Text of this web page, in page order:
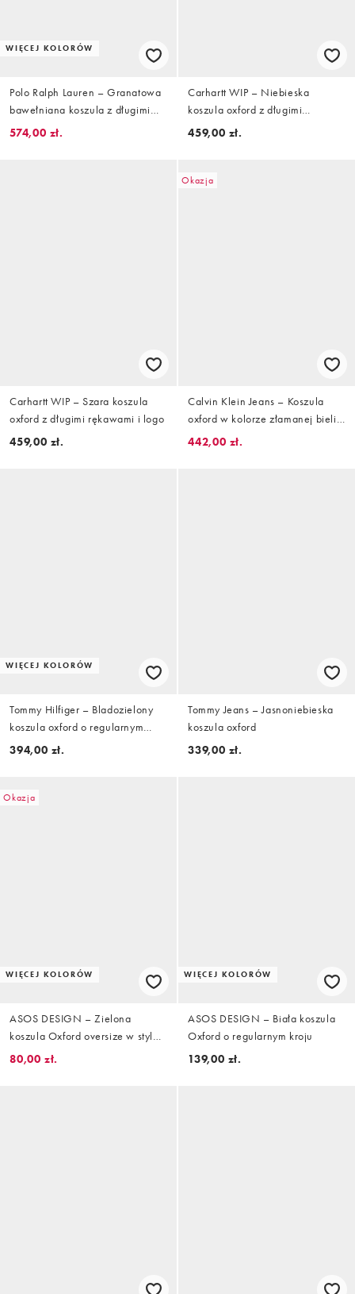
WIĘCEJ KOLORÓW
Polo Ralph Lauren – Granatowa
bawełniana koszula z długimi
rękawami z logo Icon
574,00 zł.
Carhartt WIP – Niebieska
koszula oxford z długimi
rękawami i logo
459,00 zł.
Carhartt WIP – Szara koszula
oxford z długimi rękawami i logo
459,00 zł.
Okazja
Calvin Klein Jeans – Koszula
oxford w kolorze złamanej bieli
w kratę
442,00 zł.
WIĘCEJ KOLORÓW
Tommy Hilfiger – Bladozielony
koszula oxford o regularnym
kroju
394,00 zł.
Tommy Jeans – Jasnoniebieska
koszula oxford
339,00 zł.
Okazja
WIĘCEJ KOLORÓW
ASOS DESIGN – Zielona
koszula Oxford oversize w stylu
lat 90.
80,00 zł.
WIĘCEJ KOLORÓW
ASOS DESIGN – Biała koszula
Oxford o regularnym kroju
139,00 zł.